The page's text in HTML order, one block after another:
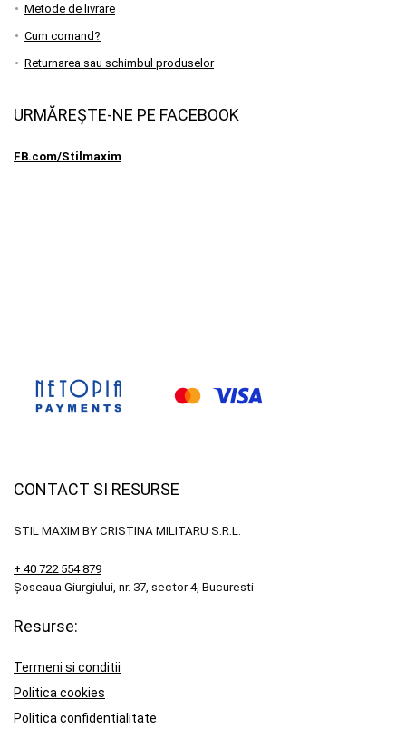
Metode de livrare
Cum comand?
Returnarea sau schimbul produselor
URMĂREȘTE-NE PE FACEBOOK
FB.com/Stilmaxim
CONTACT SI RESURSE
STIL MAXIM BY CRISTINA MILITARU S.R.L.
+ 40 722 554 879
Șoseaua Giurgiului, nr. 37, sector 4, Bucuresti
Resurse:
Termeni si conditii
Politica cookies
Politica confidentialitate